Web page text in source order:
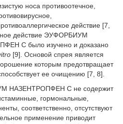
носа противоотечное,
действие [7,
действие ЭУФОРБИУМ
С было изучено и доказано
[9]. Основой спрея является
которым предотвращает
ее очищению [7, 8].
НАЗЕНТРОПФЕН С не содержит
гормональные,
соответственно, отсутствуют
применение приводит